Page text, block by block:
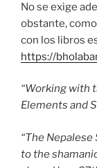
No se exige
obstante,
con los libros
https://
“Working with
Elements and
“The
to the